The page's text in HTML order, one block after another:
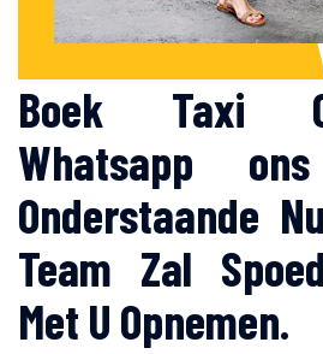
Boek Taxi
Whatsapp
Onderstaande
Team Zal
Met U Opnemen.